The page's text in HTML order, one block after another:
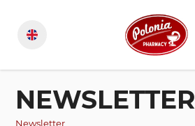
NEWSLETTER
Newsletter